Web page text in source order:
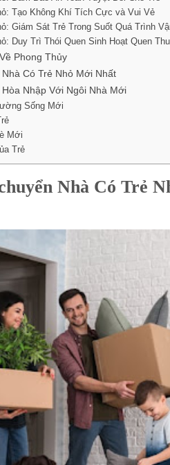
Tạo Không Khí Tích Cực và Vui Vẻ
Giám Sát Trẻ Trong Suốt Quá Trình
Duy Trì Thói Quen Sinh Hoạt Quen
Phong Thủy
Có Trẻ Nhỏ Mới Nhất
Nhập Với Ngôi Nhà Mới
Sống Mới
Mới
Trẻ
Nhà Có Trẻ